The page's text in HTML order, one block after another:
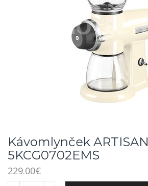
Kávomlynček ARTISAN
5KCG0702EMS
229.00€